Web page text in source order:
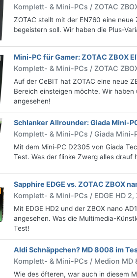
Komplett- & Mini-PCs / ZOTAC
ZOTAC stellt mit der EN760 eine
begeistern soll. Wir haben die Plus-
Mini-PC für Gamer: ZOTAC ZBOX
Komplett- & Mini-PCs / ZOTAC
Auf der CeBIT hat ZOTAC eine neue
Bereich einsteigen möchte. Wir
angesehen!
Schlanker Allrounder: Giada Mini-
Komplett- & Mini-PCs / Giada Mini-
Mit dem Mini-PC D2305 von Giada
Test. Was der flinke Zwerg alles drauf
Sapphire EDGE vs. ZOTAC ZBOX
Komplett- & Mini-PCs / EDGE HD 2,
Mit EDGE HD2 und der ZBOX nano
angesehen. Was die Multimedia-
Test!
Aldi Schnäppchen? MD 8008 im
Komplett- & Mini-PCs / Medion MD
Wie des öfteren, war auch in diesem